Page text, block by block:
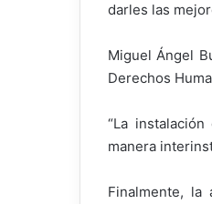
darles las
Miguel Ángel
Derechos
“La
manera
Finalmente,